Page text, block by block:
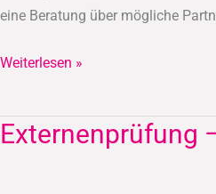
eine Beratung über mögliche
Weiterlesen »
Externenprüfung
Externenprüfung